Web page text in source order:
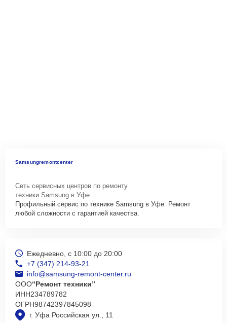
Samsungremontcenter
Сеть сервисных центров по ремонту
техники Samsung в Уфе.
Профильный сервис по технике Samsung в Уфе. Ремонт
любой сложности с гарантией качества.
г. Уфа Российская ул., 11
Ежедневно, с 10:00 до 20:00
+7 (347) 214-93-21
info@samsung-remont-center.ru
ООО“Ремонт техники”
ИНН234789782
ОГРН98742397845098